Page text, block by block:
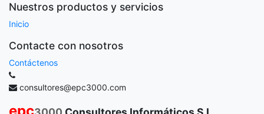
Nuestros productos y servicios
Inicio
Contacte con nosotros
Contáctenos
consultores@epc3000.com